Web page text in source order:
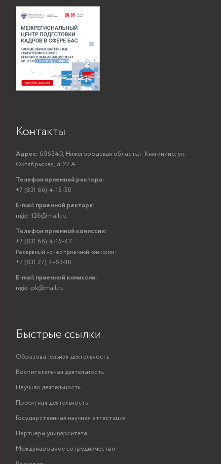
Контакты
Адрес: 606340, Нижегородская область, г. Княгинино, ул.
Октябрьская, д. 22 А
Телефон приемной ректора:
+7 (831 66) 4-15-50
E-mail приемной ректора:
ngiei-126@mail.ru
Телефон приемной комиссии:
+7 (831 66) 4-15-47
Резервный номер приемной комиссии:
+7 (831 27) 4-63-10
E-mail приемной комиссии:
ngiei-pk@mail.ru
Быстрые ссылки
Образовательная деятельность
Воспитательная деятельность
Научная деятельность
Проектная деятельность
Государственная научная аттестация
Партнеры университета
Международное сотрудничество